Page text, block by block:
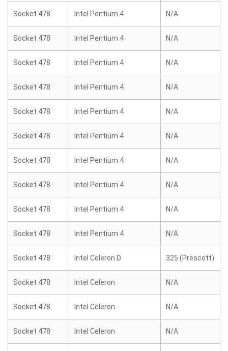
Socket 478 Intel Pentium 4 N/A
Socket 478 Intel Pentium 4 N/A
Socket 478 Intel Pentium 4 N/A
Socket 478 Intel Pentium 4 N/A
Socket 478 Intel Pentium 4 N/A
Socket 478 Intel Pentium 4 N/A
Socket 478 Intel Pentium 4 N/A
Socket 478 Intel Pentium 4 N/A
Socket 478 Intel Pentium 4 N/A
Socket 478 Intel Pentium 4 N/A
Socket 478 Intel Celeron D 325 (Prescott)
Socket 478 Intel Celeron N/A
Socket 478 Intel Celeron N/A
Socket 478 Intel Celeron N/A